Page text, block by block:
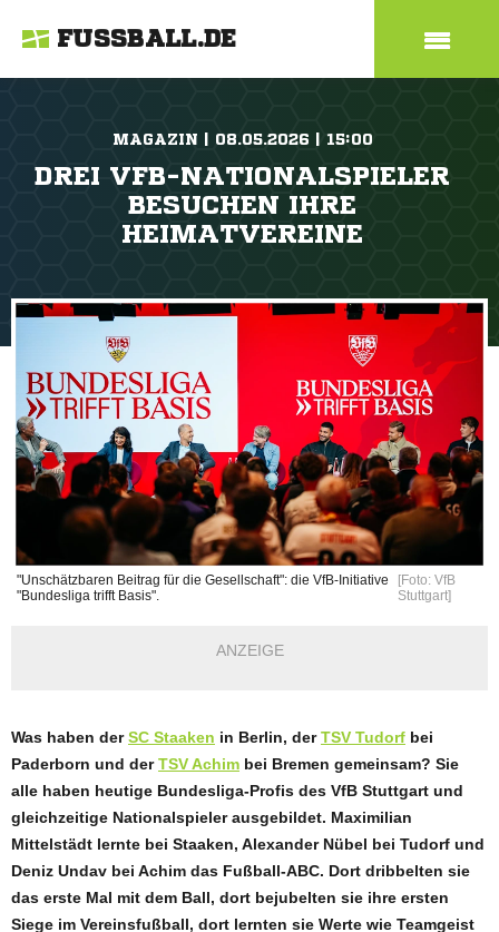
FUSSBALL.DE
MAGAZIN | 08.05.2026 | 15:00
DREI VFB-NATIONALSPIELER
BESUCHEN IHRE
HEIMATVEREINE
"Unschätzbaren Beitrag für die Gesellschaft": die VfB-Initiative
"Bundesliga trifft Basis".
[Foto: VfB
Stuttgart]
ANZEIGE
Was haben derSC Staaken in Berlin, derTSV Tudorf bei
Paderborn und derTSV Achim bei Bremen gemeinsam? Sie
alle haben heutige Bundesliga-Profis des VfB Stuttgart und
gleichzeitige Nationalspieler ausgebildet. Maximilian
Mittelstädt lernte bei Staaken, Alexander Nübel bei Tudorf und
Deniz Undav bei Achim das Fußball-ABC. Dort dribbelten sie
das erste Mal mit dem Ball, dort bejubelten sie ihre ersten
Siege im Vereinsfußball, dort lernten sie Werte wie Teamgeist